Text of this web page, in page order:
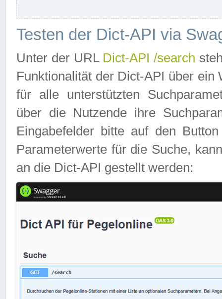
Testen der Dict-API via
Unter der URL Dict-API /search
Funktionalität der Dict-API über
für alle unterstützten
über die Nutzende ihre
Eingabefelder bitte auf den
Parameterwerte für die Suche,
an die Dict-API gestellt werden: